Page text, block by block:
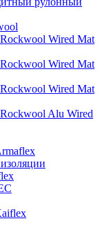
Wired Mat
Wired Mat
Wired Mat
Alu Wired